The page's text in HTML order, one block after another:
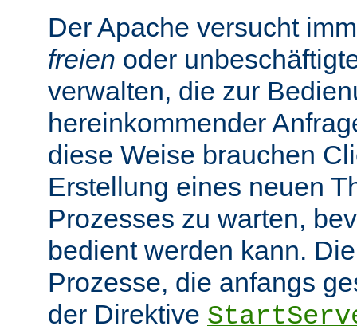
Der Apache versucht
freien oder
verwalten, die zur
hereinkommender
diese Weise brauchen
Erstellung eines neuen
Prozesses zu warten,
bedient werden kann.
Prozesse, die anfangs
der Direktive